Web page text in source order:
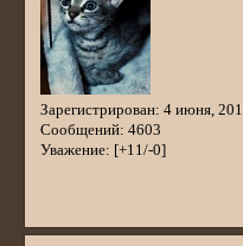
Зарегистрирован: 4 июня,
Сообщений: 4603
Уважение: [+11/-0]